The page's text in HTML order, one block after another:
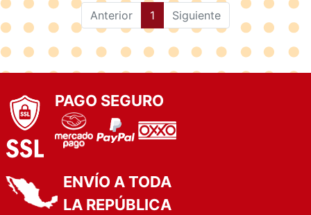
Anterior 1 (current)
Siguiente
PAGO SEGURO
ENVÍO A TODA
LA REPÚBLICA